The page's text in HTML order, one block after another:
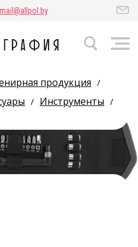
mail@allpol.by
продукция /
/ Инструменты /